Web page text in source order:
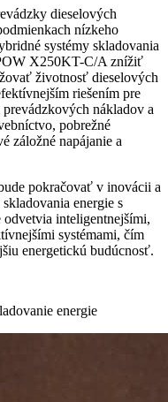
dieselových
nízkeho
systémy skladovania
X250KT-C/A znížiť
životnosť dieselových
riešením pre
nákladov a
pobrežné
záložné napájanie a
pokračovať v inovácii a
energie s
inteligentnejšími,
systémami, čím
energetickú budúcnosť.
energie